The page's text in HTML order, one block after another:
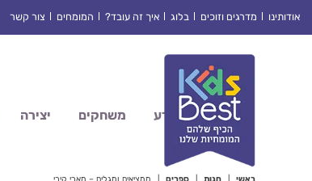
אודותינו מדרגים וזוכים בלוג איך זה עובד? המומחים צור קשר
מדע משחקים יצירה